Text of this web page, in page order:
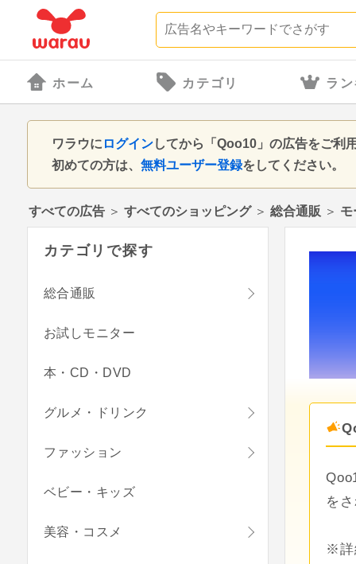
ホーム カテゴリ ラ
ワラウに ログインしてから「Qoo10」の広告をご利
初めての方は、 無料ユーザー登録をしてください。
すべての広告 ＞ すべてのショッピング＞ 総合通販 ＞ モ
を
※詳
カテゴリで探す
総合通販
お試しモニター
本・CD・DVD
グルメ・ドリンク
ファッション
ベビー・キッズ
美容・コスメ